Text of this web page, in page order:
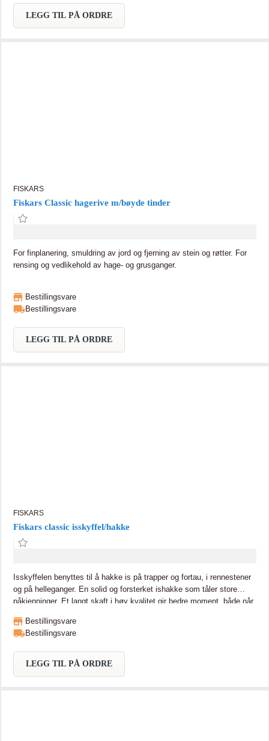
LEGG TIL PÅ ORDRE
FISKARS
Fiskars Classic hagerive m/bøyde tinder
For finplanering, smuldring av jord og fjerning av stein og røtter. For
rensing og vedlikehold av hage- og grusganger.
Bestillingsvare
Bestillingsvare
LEGG TIL PÅ ORDRE
FISKARS
Fiskars classic isskyffel/hakke
Isskyffelen benyttes til å hakke is på trapper og fortau, i rennestener
og på helleganger. En solid og forsterket ishakke som tåler store
påkjenninger. Et langt skaft i høy kvalitet gir bedre moment, både når
Benyttes til å hakke is i trapper og fortau, i rennestener og på
helleganger. Et godt redskap for deg som vi holde underlaget isfritt
Bestillingsvare
Bestillingsvare
LEGG TIL PÅ ORDRE